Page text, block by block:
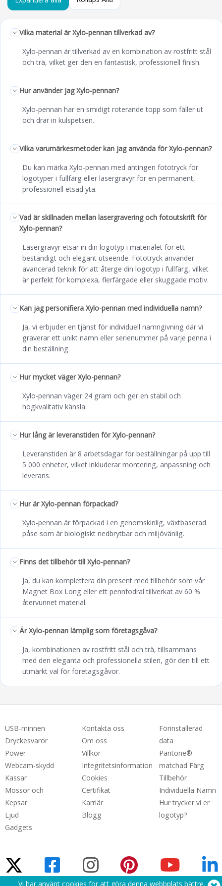
Vilka material är Xylo-pennan tillverkad av?
Xylo-pennan är tillverkad av en kombination av rostfritt stål
och trä, vilket ger den en fantastisk, professionell finish.
Hur använder jag Xylo-pennan?
Xylo-pennan har en smidigt roterande topp som fäller ut
och drar in kulspetsen.
Vilka varumärkesmetoder kan jag använda för Xylo-pennan?
Du kan märka Xylo-pennan med antingen fototryck för
logotyper i fullfärg eller lasergravyr för en permanent,
professionell etsad yta.
Vad är skillnaden mellan lasergravering och fotoutskrift för
Xylo-pennan?
Lasergravyr etsar in din logotyp i materialet för ett
beständigt och elegant utseende. Fototryck använder
avancerad teknik för att återge din logotyp i fullfärg, vilket
är perfekt för komplexa, flerfärgade eller skuggade motiv.
Kan jag personifiera Xylo-pennan med individuella namn?
Ja, vi erbjuder en tjänst för individuell namngivning där vi
graverar ett unikt namn eller serienummer på varje penna i
din beställning.
Hur mycket väger Xylo-pennan?
Xylo-pennan väger 24 gram och ger en stabil och
högkvalitativ känsla.
Hur lång är leveranstiden för Xylo-pennan?
Leveranstiden är 8 arbetsdagar för beställningar på upp till
5 000 enheter, vilket inkluderar montering, anpassning och
leverans.
Hur är Xylo-pennan förpackad?
Xylo-pennan är förpackad i en genomskinlig, växtbaserad
påse som är biologiskt nedbrytbar och miljövänlig.
Finns det tillbehör till Xylo-pennan?
Ja, du kan komplettera din present med tillbehör som vår
Magnet Box Long eller ett pennfodral tillverkat av 60 %
återvunnet material.
Är Xylo-pennan lämplig som företagsgåva?
Ja, kombinationen av rostfritt stål och trä, tillsammans
med den eleganta och professionella stilen, gör den till ett
utmärkt val för företagsgåvor.
USB-minnen
Dryckesvaror
Power
Webcam-skydd
Kassar
Mössor och
Kepsar
Ljud
Gadgets
Kontakta oss
Om oss
Villkor
Integritetsinformation
Cookies
Certifikat
Karriär
Blogg
Förinstallerad
data
Pantone®-
matchad Färg
Tillbehör
Individuella Namn
Hur trycker vi er
logotyp?
Vi har använt cookies för att göra denna webbplats bättre.